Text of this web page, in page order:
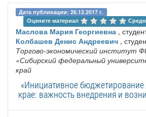
Дата публикации: 26.12.2017 г.
Оцените материал
Маслова Мария Георгиевна ,
Колбашев Денис Андреевич ,
Торгово-экономический институт
«Сибирский федеральный
край
«Инициативное
крае: важность внедрения и